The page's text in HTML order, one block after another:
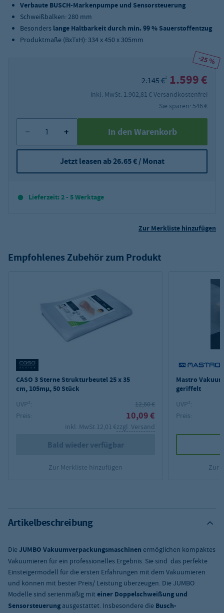
Verbaute BUSCH-Markenpumpe und Sensorsteuerung
Schweißbalken: 280 mm
Besonders lange Haltbarkeit durch min. 99 % Sauerstoffentzug
Produktmaße (BxTxH): 334 x 450 x 305mm
-25 %
2.145 €2 1.599 €
inkl. MwSt. 1.902,81 € Versandkostenfrei
Sie sparen: 546 €
In den Warenkorb
Jetzt leasen ab 26.65 € / Monat
Lieferzeit: 2 - 5 Werktage
Zur Merkliste hinzufügen
Empfohlenes Zubehör zum Produkt
CASO 3 Sterne Strukturbeutel 25 x 35
cm, 105mµ, 50 Stück
UVP²:
12,60 €
Preis:
10,09 €
inkl. MwSt.12,01 €zzgl. Versand
Bald wieder verfügbar
Zur Merkliste hinzufügen
Mastro
geriffelt
UVP²:
Preis:
Zur
Artikelbeschreibung
DieJUMBO Vakuumverpackungsmaschinen ermöglichen kompaktes
Vakuumieren für ein professionelles Ergebnis. Sie sind das perfekte
Einsteigermodell für die ersten Erfahrungen mit dem Vakuumieren
und können mit bester Preis/ Leistung überzeugen. Die JUMBO
Modelle sind serienmäßig miteiner Doppelschweißung und
Sensorsteuerung ausgestattet. Insbesondere die Busch-